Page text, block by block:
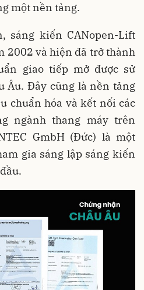
một nền tảng.
sáng kiến CANopen-Lift
2002 và hiện đã trở thành
giao tiếp mở được sử
Âu. Đây cũng là nền tảng
chuẩn hóa và kết nối các
ngành thang máy trên
GmbH (Đức) là một
gia sáng lập sáng kiến